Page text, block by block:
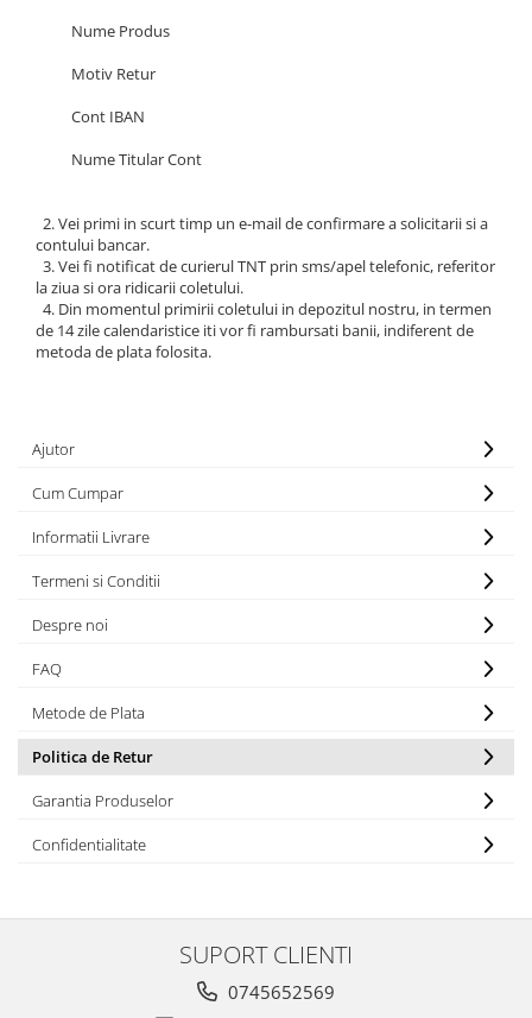
Nume Produs
Motiv Retur
Cont IBAN
Nume Titular Cont
2. Vei primi in scurt timp un e-mail de confirmare a solicitarii si a
contului bancar.
3. Vei fi notificat de curierul TNT prin sms/apel telefonic, referitor
la ziua si ora ridicarii coletului.
4. Din momentul primirii coletului in depozitul nostru, in termen
de 14 zile calendaristice iti vor fi rambursati banii, indiferent de
metoda de plata folosita.
Ajutor
Cum Cumpar
Informatii Livrare
Termeni si Conditii
Despre noi
FAQ
Metode de Plata
Politica de Retur
Garantia Produselor
Confidentialitate
SUPORT CLIENTI
0745652569